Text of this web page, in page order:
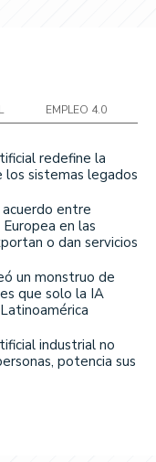
EMPLEO 4.0
redefine la
los sistemas legados
entre
en las
o dan servicios
un monstruo de
que solo la IA
industrial no
potencia sus